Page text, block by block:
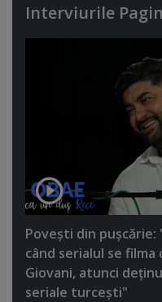
Interviurile
Poveşti din
când serialul se filma
Giovani, atunci
seriale turceşti"